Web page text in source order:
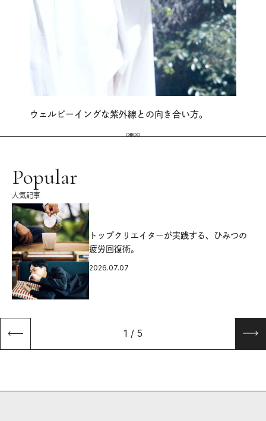
ウェルビーイングな紫外線との向き合い方。
Popular
人気記事
トップクリエイターが実践する、ひみつの
疲労回復術。
2026.07.07
1 / 5